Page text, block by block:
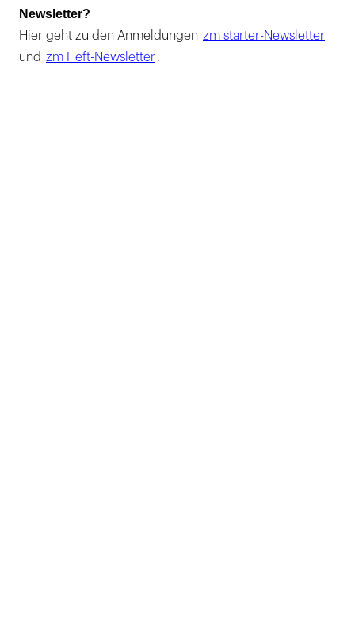
Newsletter?
Hier geht zu den Anmeldungen zm starter-Newsletter
und zm Heft-Newsletter .